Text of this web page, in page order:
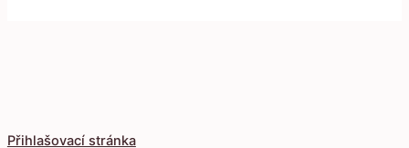
Přihlašovací stránka